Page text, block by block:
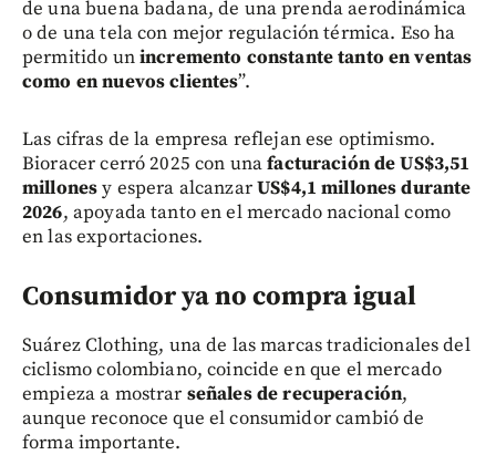
de una buena badana, de una prenda aerodinámica
o de una tela con mejor regulación térmica. Eso ha
permitido unincremento constante tanto en ventas
como en nuevos clientes”.
Las cifras de la empresa reflejan ese optimismo.
Bioracer cerró 2025 con unafacturación de US$3,51
millonesy espera alcanzarUS$4,1 millones durante
2026, apoyada tanto en el mercado nacional como
en las exportaciones.
Consumidor ya no compra igual
Suárez Clothing, una de las marcas tradicionales del
ciclismo colombiano, coincide en que el mercado
empieza a mostrar señales de recuperación,
aunque reconoce que el consumidor cambió de
forma importante.